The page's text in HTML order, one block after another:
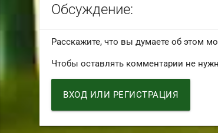
Обсуждение:
Расскажите, что вы думаете об этом
Чтобы оставлять комментарии не
ВХОД ИЛИ РЕГИСТРАЦИЯ